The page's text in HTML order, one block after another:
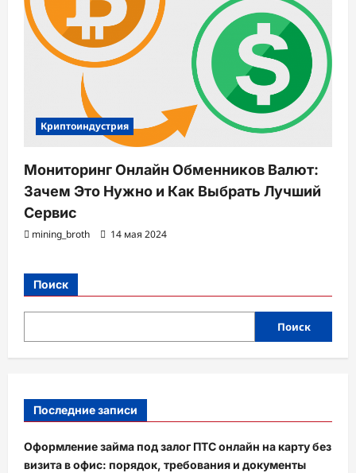
Криптоиндустрия
Мониторинг Онлайн Обменников Валют:
Зачем Это Нужно и Как Выбрать Лучший
Сервис
mining_broth 14 мая 2024
Поиск
Поиск
Последние записи
Оформление займа под залог ПТС онлайн на карту без
визита в офис: порядок, требования и документы